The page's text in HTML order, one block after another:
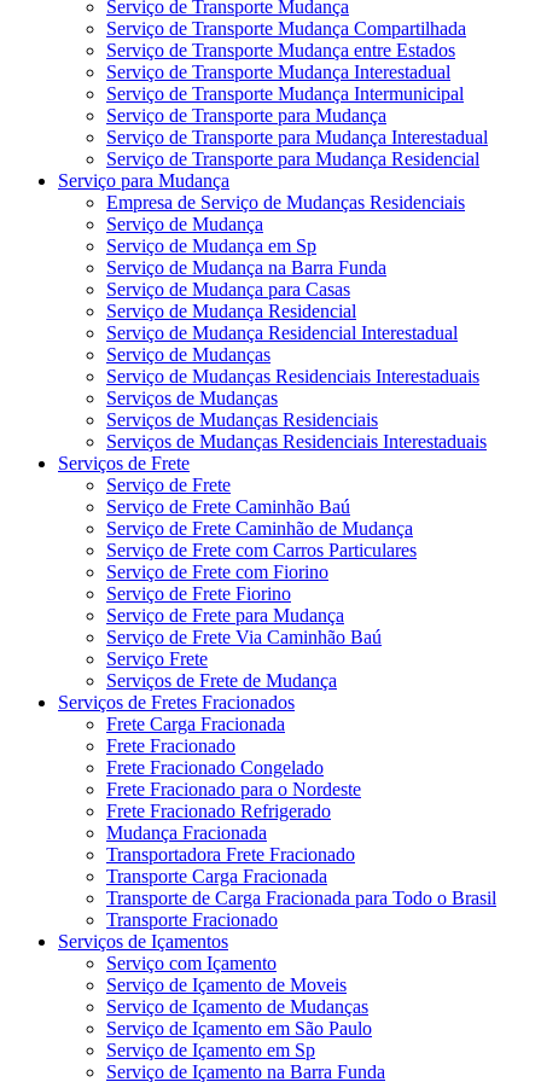
Serviço de Transporte Mudança
Serviço de Transporte Mudança Compartilhada
Serviço de Transporte Mudança entre Estados
Serviço de Transporte Mudança Interestadual
Serviço de Transporte Mudança Intermunicipal
Serviço de Transporte para Mudança
Serviço de Transporte para Mudança Interestadual
Serviço de Transporte para Mudança Residencial
Serviço para Mudança
Empresa de Serviço de Mudanças Residenciais
Serviço de Mudança
Serviço de Mudança em Sp
Serviço de Mudança na Barra Funda
Serviço de Mudança para Casas
Serviço de Mudança Residencial
Serviço de Mudança Residencial Interestadual
Serviço de Mudanças
Serviço de Mudanças Residenciais Interestaduais
Serviços de Mudanças
Serviços de Mudanças Residenciais
Serviços de Mudanças Residenciais Interestaduais
Serviços de Frete
Serviço de Frete
Serviço de Frete Caminhão Baú
Serviço de Frete Caminhão de Mudança
Serviço de Frete com Carros Particulares
Serviço de Frete com Fiorino
Serviço de Frete Fiorino
Serviço de Frete para Mudança
Serviço de Frete Via Caminhão Baú
Serviço Frete
Serviços de Frete de Mudança
Serviços de Fretes Fracionados
Frete Carga Fracionada
Frete Fracionado
Frete Fracionado Congelado
Frete Fracionado para o Nordeste
Frete Fracionado Refrigerado
Mudança Fracionada
Transportadora Frete Fracionado
Transporte Carga Fracionada
Transporte de Carga Fracionada para Todo o Brasil
Transporte Fracionado
Serviços de Içamentos
Serviço com Içamento
Serviço de Içamento de Moveis
Serviço de Içamento de Mudanças
Serviço de Içamento em São Paulo
Serviço de Içamento em Sp
Serviço de Içamento na Barra Funda